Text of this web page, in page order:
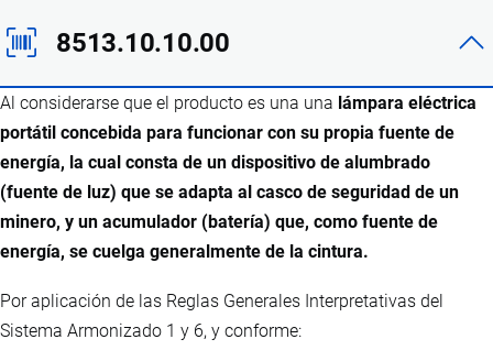
8513.10.10.00
Al considerarse que el producto es una una lámpara eléctrica
portátil concebida para funcionar con su propia fuente de
energía, la cual consta de un dispositivo de alumbrado
(fuente de luz) que se adapta al casco de seguridad de un
minero, y un acumulador (batería) que, como fuente de
energía, se cuelga generalmente de la cintura.
Por aplicación de las Reglas Generales Interpretativas del
Sistema Armonizado 1 y 6, y conforme: